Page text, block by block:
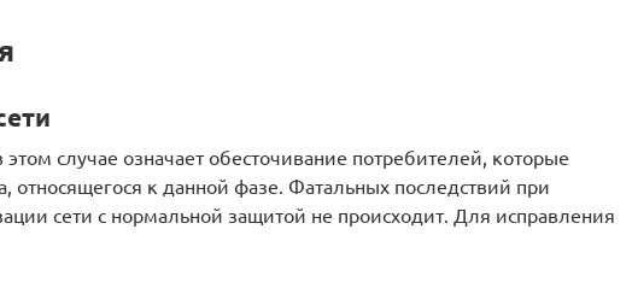
случае означает обесточивание потребителей, которые
относящегося к данной фазе. Фатальных последствий при
сети с нормальной защитой не происходит. Для исправления